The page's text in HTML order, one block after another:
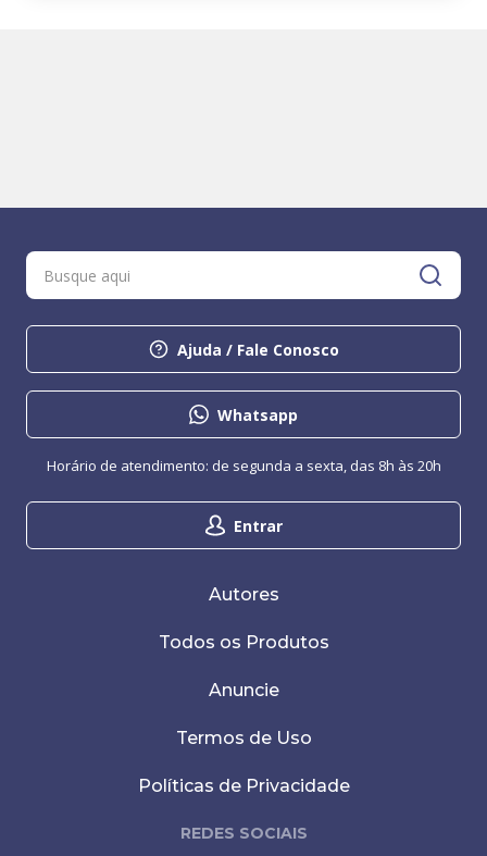
Ajuda / Fale Conosco
Whatsapp
Entrar
Horário de atendimento: de segunda a sexta, das 8h às 20h
Autores
Todos os Produtos
Anuncie
Termos de Uso
Políticas de Privacidade
REDES SOCIAIS